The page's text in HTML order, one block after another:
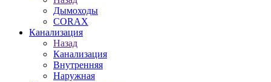
Дымоходы
CORAX
Канализация
Назад
Канализация
Внутренняя
Наружная